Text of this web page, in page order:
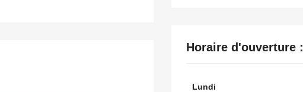
Horaire d'ouverture :
Lundi